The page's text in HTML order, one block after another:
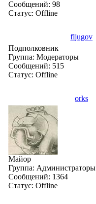
Сообщений: 98
Статус: Offline
fljugov
Подполковник
Группа: Модераторы
Сообщений: 515
Статус: Offline
orks
Майор
Группа: Администраторы
Сообщений: 1364
Статус: Offline